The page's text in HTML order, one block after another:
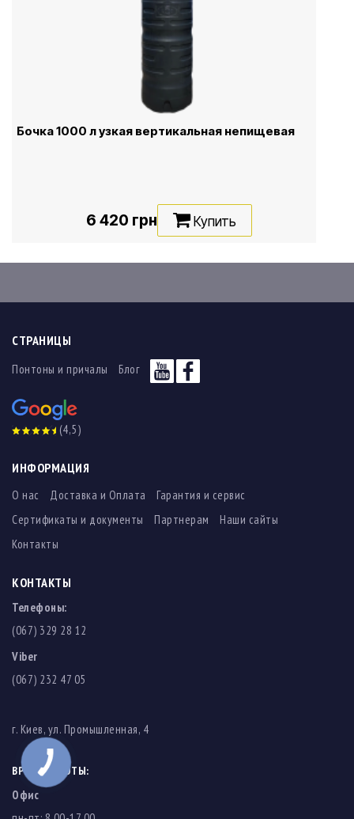
Бочка 1000 л узкая вертикальная непищевая
6 420 грн Купить
СТРАНИЦЫ
Понтоны и причалы Блог
(4,5)
ИНФОРМАЦИЯ
О нас Доставка и Оплата
Гарантия и сервис
Сертификаты и документы
Партнерам
Наши сайты
Контакты
КОНТАКТЫ
Телефоны:
(067) 329 28 12
Viber
(067) 232 47 05
г. Киев, ул. Промышленная, 4
ВРЕМЯ РАБОТЫ:
Офис